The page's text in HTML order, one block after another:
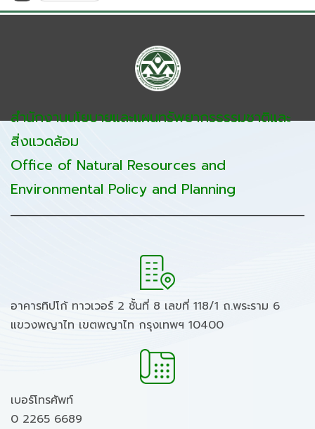
สำนักงานนโยบายและแผนทรัพยากรธรรมชาติและ
สิ่งแวดล้อม
Office of Natural Resources and
Environmental Policy and Planning
อาคารทิปโก้ ทาวเวอร์ 2 ชั้นที่ 8 เลขที่ 118/1 ถ.พระราม 6
แขวงพญาไท เขตพญาไท กรุงเทพฯ 10400
เบอร์โทรศัพท์
0 2265 6689